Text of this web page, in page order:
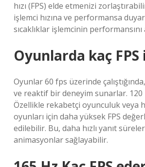
hızı (FPS) elde etmenizi
işlemci hızına ve performansa
sıcaklıklar işlemcinin
Oyunlarda kaç
Oyunlar 60 fps üzerinde
ve reaktif bir deneyim sunarlar. 120
Özellikle rekabetçi oyunculuk veya
oyunları için daha yüksek FPS
edilebilir. Bu, daha hızlı yanıt
animasyonlar sağlayabilir.